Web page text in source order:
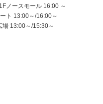
ノースモール 16:00 ～
ト 13:00～/16:00～
場 13:00～/15:30～